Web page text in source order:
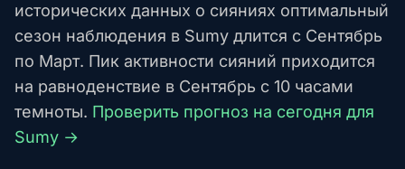
исторических данных о сияниях оптимальный
сезон наблюдения в Sumy длится с Сентябрь
по Март. Пик активности сияний приходится
на равноденствие в Сентябрь с 10 часами
темноты. Проверить прогноз на сегодня для
Sumy →